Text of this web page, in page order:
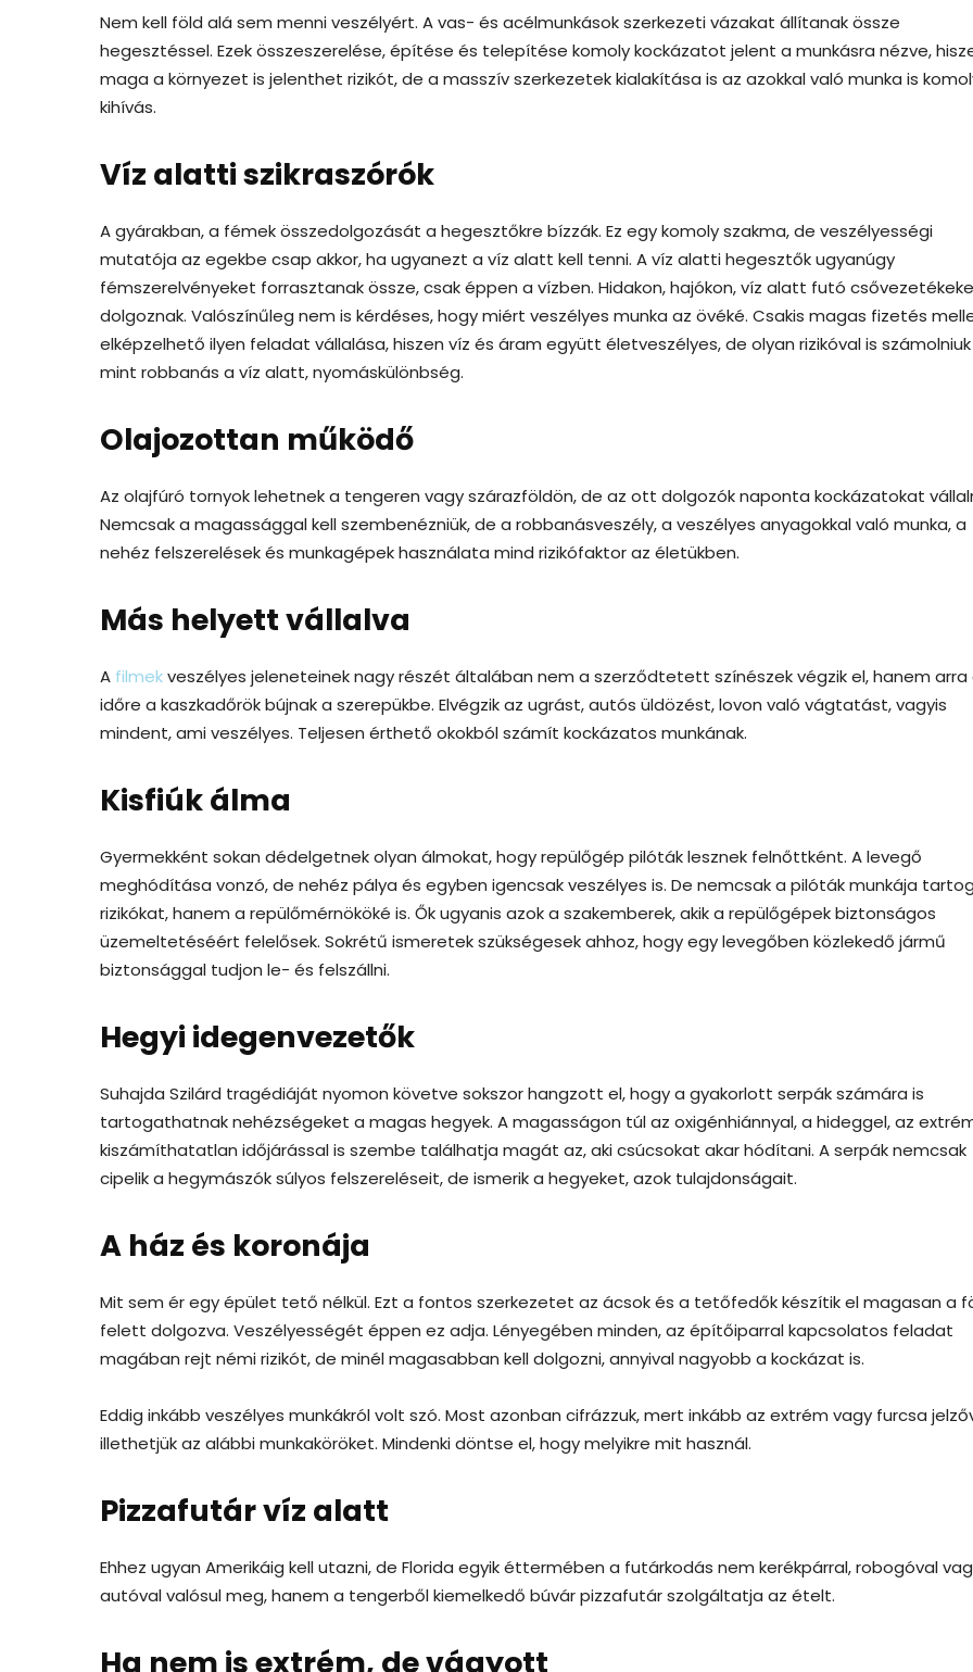
Nem kell föld alá sem menni veszélyért. A vas- és acélmunkások szerkezeti vázakat állítanak össze
hegesztéssel. Ezek összeszerelése, építése és telepítése komoly kockázatot jelent a munkásra nézve,
maga a környezet is jelenthet rizikót, de a masszív szerkezetek kialakítása is az azokkal való munka is
kihívás.
Víz alatti szikraszórók
A gyárakban, a fémek összedolgozását a hegesztőkre bízzák. Ez egy komoly szakma, de veszélyességi
mutatója az egekbe csap akkor, ha ugyanezt a víz alatt kell tenni. A víz alatti hegesztők ugyanúgy
fémszerelvényeket forrasztanak össze, csak éppen a vízben. Hidakon, hajókon, víz alatt futó
dolgoznak. Valószínűleg nem is kérdéses, hogy miért veszélyes munka az övéké. Csakis magas fizetés
elképzelhető ilyen feladat vállalása, hiszen víz és áram együtt életveszélyes, de olyan rizikóval is számolniuk
mint robbanás a víz alatt, nyomáskülönbség.
Olajozottan működő
Az olajfúró tornyok lehetnek a tengeren vagy szárazföldön, de az ott dolgozók naponta kockázatokat
Nemcsak a magassággal kell szembenézniük, de a robbanásveszély, a veszélyes anyagokkal való munka, a
nehéz felszerelések és munkagépek használata mind rizikófaktor az életükben.
Más helyett vállalva
A filmekveszélyes jeleneteinek nagy részét általában nem a szerződtetett színészek végzik el, hanem arra
időre a kaszkadőrök bújnak a szerepükbe. Elvégzik az ugrást, autós üldözést, lovon való vágtatást, vagyis
mindent, ami veszélyes. Teljesen érthető okokból számít kockázatos munkának.
Kisfiúk álma
Gyermekként sokan dédelgetnek olyan álmokat, hogy repülőgép pilóták lesznek felnőttként. A levegő
meghódítása vonzó, de nehéz pálya és egyben igencsak veszélyes is. De nemcsak a pilóták munkája
rizikókat, hanem a repülőmérnököké is. Ők ugyanis azok a szakemberek, akik a repülőgépek biztonságos
üzemeltetéséért felelősek. Sokrétű ismeretek szükségesek ahhoz, hogy egy levegőben közlekedő jármű
biztonsággal tudjon le- és felszállni.
Hegyi idegenvezetők
Suhajda Szilárd tragédiáját nyomon követve sokszor hangzott el, hogy a gyakorlott serpák számára is
tartogathatnak nehézségeket a magas hegyek. A magasságon túl az oxigénhiánnyal, a hideggel, az
kiszámíthatatlan időjárással is szembe találhatja magát az, aki csúcsokat akar hódítani. A serpák nemcsak
cipelik a hegymászók súlyos felszereléseit, de ismerik a hegyeket, azok tulajdonságait.
A ház és koronája
Mit sem ér egy épület tető nélkül. Ezt a fontos szerkezetet az ácsok és a tetőfedők készítik el magasan a
felett dolgozva. Veszélyességét éppen ez adja. Lényegében minden, az építőiparral kapcsolatos feladat
magában rejt némi rizikót, de minél magasabban kell dolgozni, annyival nagyobb a kockázat is.
Eddig inkább veszélyes munkákról volt szó. Most azonban cifrázzuk, mert inkább az extrém vagy furcsa
illethetjük az alábbi munkaköröket. Mindenki döntse el, hogy melyikre mit használ.
Pizzafutár víz alatt
Ehhez ugyan Amerikáig kell utazni, de Florida egyik éttermében a futárkodás nem kerékpárral, robogóval
autóval valósul meg, hanem a tengerből kiemelkedő búvár pizzafutár szolgáltatja az ételt.
Ha nem is extrém, de vágyott